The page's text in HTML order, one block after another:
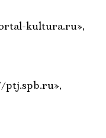
kultura.ru»,